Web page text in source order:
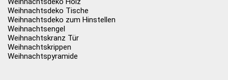
Weihnachtsdeko Tische
Weihnachtsdeko zum Hinstellen
Weihnachtsengel
Weihnachtskranz Tür
Weihnachtskrippen
Weihnachtspyramide